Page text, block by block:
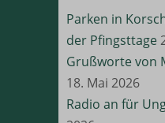
Parken in
der Pfingsttage
Grußworte von
18. Mai 2026
Radio an für
et-recommend-sync-post-*
et-reloaded-post-*
et-saved-post*